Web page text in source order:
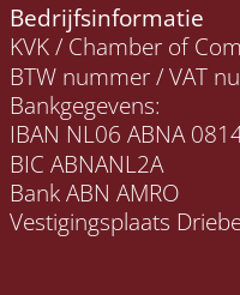
Bedrijfsinformatie
KVK / Chamber of
BTW nummer / VAT
Bankgegevens:
IBAN NL06 ABNA
BIC ABNANL2A
Bank ABN AMRO
Vestigingsplaats